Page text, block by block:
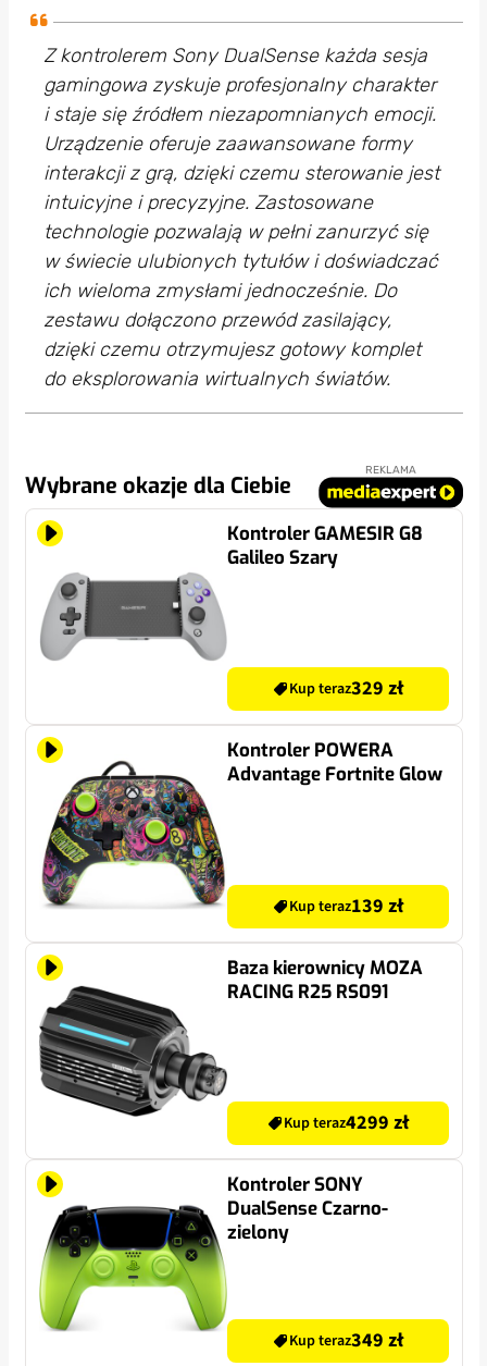
Z kontrolerem Sony DualSense każda sesja
gamingowa zyskuje profesjonalny charakter
i staje się źródłem niezapomnianych emocji.
Urządzenie oferuje zaawansowane formy
interakcji z grą, dzięki czemu sterowanie jest
intuicyjne i precyzyjne. Zastosowane
technologie pozwalają w pełni zanurzyć się
w świecie ulubionych tytułów i doświadczać
ich wieloma zmysłami jednocześnie. Do
zestawu dołączono przewód zasilający,
dzięki czemu otrzymujesz gotowy komplet
do eksplorowania wirtualnych światów.
Wybrane okazje dla Ciebie
REKLAMA
Kontroler GAMESIR G8
Galileo Szary
Kup teraz329 zł
Kontroler POWERA
Advantage Fortnite Glow
Kup teraz139 zł
Baza kierownicy MOZA
RACING R25 RS091
Kup teraz4299 zł
Kontroler SONY
DualSense Czarno-
zielony
Kup teraz349 zł